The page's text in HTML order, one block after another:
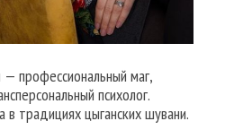
— профессиональный маг,
психолог.
в традициях цыганских шувани.